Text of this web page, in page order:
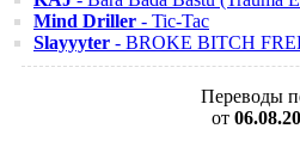
Mind Driller - Tic-Tac
Slayyyter - BROKE BITCH
Переводы
от